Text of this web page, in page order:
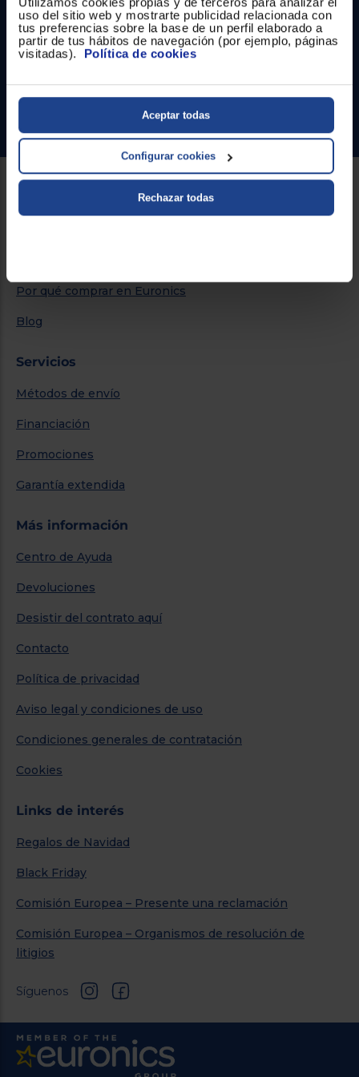
uso del sitio web y mostrarte publicidad relacionada con
tus preferencias sobre la base de un perfil elaborado a
partir de tus hábitos de navegación (por ejemplo, páginas
visitadas). Política de cookies
Aceptar todas
Configurar cookies
Rechazar todas
Atención cliente
Formulario de contacto
Por qué comprar en Euronics
Blog
Servicios
Métodos de envío
Financiación
Promociones
Garantía extendida
Más información
Centro de Ayuda
Devoluciones
Desistir del contrato aquí
Contacto
Política de privacidad
Aviso legal y condiciones de uso
Condiciones generales de contratación
Cookies
Links de interés
Regalos de Navidad
Black Friday
Comisión Europea – Presente una reclamación
Comisión Europea – Organismos de resolución de
litigios
Síguenos